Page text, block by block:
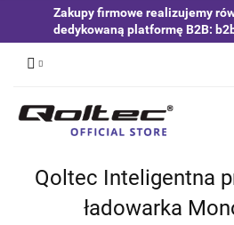
Zakupy firmowe realizujemy
dedykowaną platformę B2B:
Qoltec Inteligentna
ładowarka